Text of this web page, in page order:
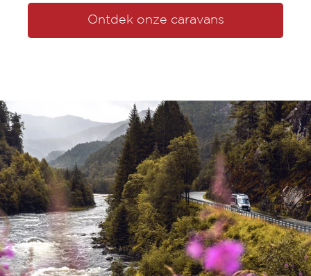
Ontdek onze caravans